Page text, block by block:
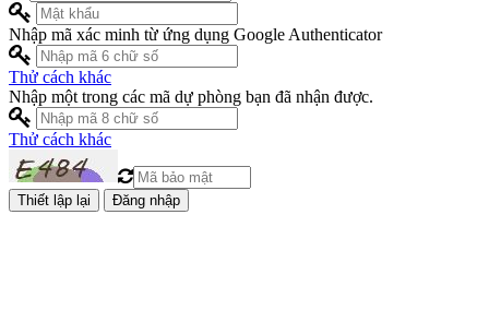
Nhập mã xác minh từ ứng dụng Google Authenticator
Thử cách khác
Nhập một trong các mã dự phòng bạn đã nhận được.
Thử cách khác
Đăng nhập